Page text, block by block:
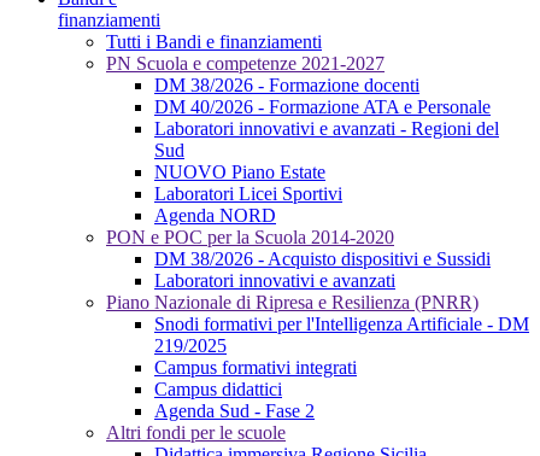
finanziamenti
Tutti i Bandi e finanziamenti
PN Scuola e competenze 2021-2027
DM 38/2026 - Formazione docenti
DM 40/2026 - Formazione ATA e Personale
Laboratori innovativi e avanzati - Regioni del
Sud
NUOVO Piano Estate
Laboratori Licei Sportivi
Agenda NORD
PON e POC per la Scuola 2014-2020
DM 38/2026 - Acquisto dispositivi e Sussidi
Laboratori innovativi e avanzati
Piano Nazionale di Ripresa e Resilienza (PNRR)
Snodi formativi per l'Intelligenza Artificiale - DM
219/2025
Campus formativi integrati
Campus didattici
Agenda Sud - Fase 2
Altri fondi per le scuole